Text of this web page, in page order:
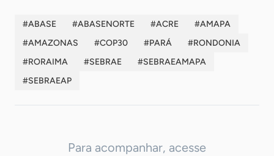
#ABASE #ABASENORTE #ACRE
#AMAPA
#AMAZONAS
#COP30 #PARÁ
#RONDONIA
#RORAIMA
#SEBRAE
#SEBRAEAMAPA
#SEBRAEAP
Para acompanhar, acesse